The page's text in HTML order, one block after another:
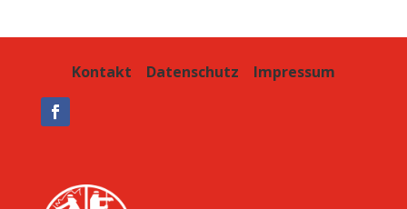
Kontakt Datenschutz Impressum